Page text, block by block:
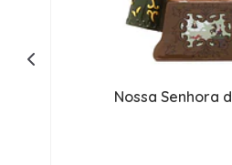
Nossa Senhora